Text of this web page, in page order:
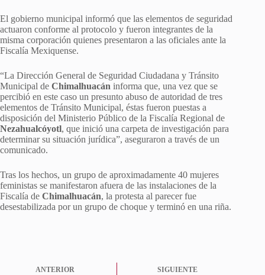
El gobierno municipal informó que las elementos de seguridad
actuaron conforme al protocolo y fueron integrantes de la
misma corporación quienes presentaron a las oficiales ante la
Fiscalía Mexiquense.
“La Dirección General de Seguridad Ciudadana y Tránsito
Municipal de Chimalhuacán informa que, una vez que se
percibió en este caso un presunto abuso de autoridad de tres
elementos de Tránsito Municipal, éstas fueron puestas a
disposición del Ministerio Público de la Fiscalía Regional de
Nezahualcóyotl, que inició una carpeta de investigación para
determinar su situación jurídica”, aseguraron a través de un
comunicado.
Tras los hechos, un grupo de aproximadamente 40 mujeres
feministas se manifestaron afuera de las instalaciones de la
Fiscalía de Chimalhuacán, la protesta al parecer fue
desestabilizada por un grupo de choque y terminó en una riña.
ANTERIOR SIGUIENTE